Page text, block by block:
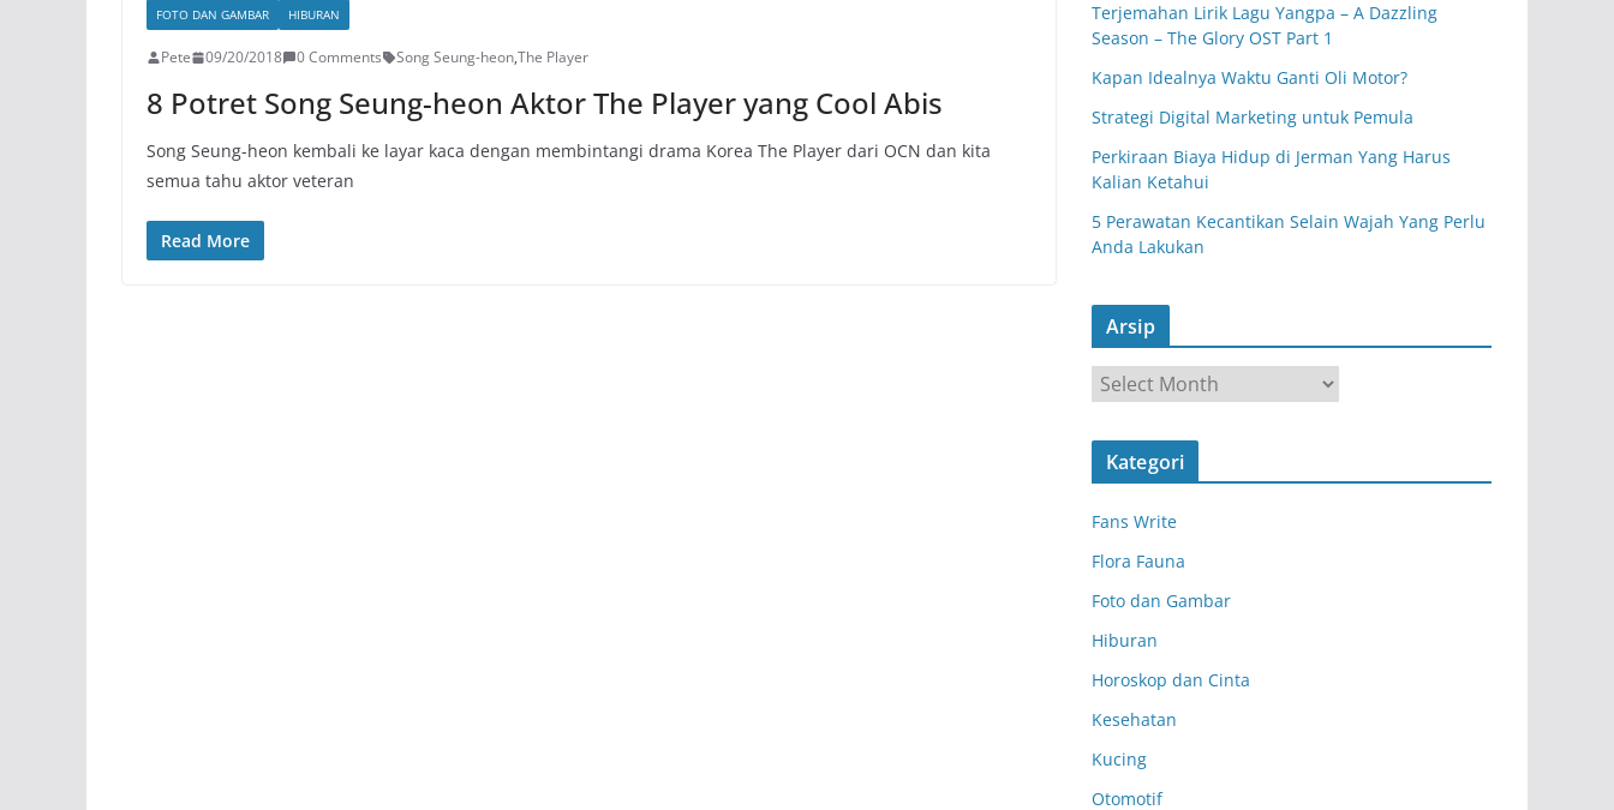
FOTO DAN GAMBAR HIBURAN
Pete 09/20/2018 0 Comments Song Seung-heon,The Player
8 Potret Song Seung-heon Aktor The Player yang Cool Abis
Song Seung-heon kembali ke layar kaca dengan membintangi drama Korea The Player dari OCN dan kita
semua tahu aktor veteran
Read More
Terjemahan Lirik Lagu Yangpa – A Dazzling
Season – The Glory OST Part 1
Kapan Idealnya Waktu Ganti Oli Motor?
Strategi Digital Marketing untuk Pemula
Perkiraan Biaya Hidup di Jerman Yang Harus
Kalian Ketahui
5 Perawatan Kecantikan Selain Wajah Yang Perlu
Anda Lakukan
Arsip
r
s
Kategori
Fans Write
Flora Fauna
Foto dan Gambar
Hiburan
Horoskop dan Cinta
Kesehatan
Kucing
Otomotif